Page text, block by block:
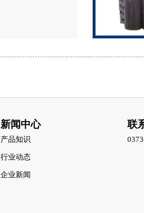
新闻中心
产品知识
行业动态
企业新闻
联